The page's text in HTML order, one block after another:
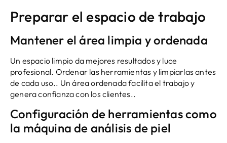
Preparar el espacio de trabajo
Mantener el área limpia y ordenada
Un espacio limpio da mejores resultados y luce
profesional. Ordenar las herramientas y limpiarlas antes
de cada uso.. Un área ordenada facilita el trabajo y
genera confianza con los clientes..
Configuración de herramientas como
la máquina de análisis de piel